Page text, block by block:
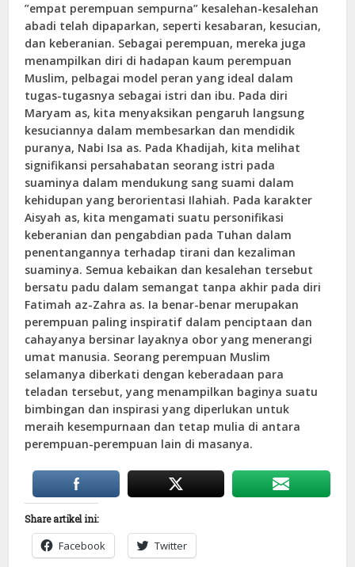
”empat perempuan sempurna” kesalehan-kesalehan
abadi telah dipaparkan, seperti kesabaran, kesucian,
dan keberanian. Sebagai perempuan, mereka juga
menampilkan diri di hadapan kaum perempuan
Muslim, pelbagai model peran yang ideal dalam
tugas-tugasnya sebagai istri dan ibu. Pada diri
Maryam as, kita menyaksikan pengaruh langsung
kesuciannya dalam membesarkan dan mendidik
puranya, Nabi Isa as. Pada Khadijah, kita melihat
signifikansi persahabatan seorang istri pada
suaminya dalam mendukung sang suami dalam
kehidupan yang berorientasi Ilahiah. Pada karakter
Aisyah as, kita mengamati suatu personifikasi
keberanian dan pengabdian pada Tuhan dalam
penentangannya terhadap tirani dan kezaliman
suaminya. Semua kebaikan dan kesalehan tersebut
bersatu padu dalam semangat tanpa akhir pada diri
Fatimah az-Zahra as. Ia benar-benar merupakan
perempuan paling inspiratif dalam penciptaan dan
cahayanya bersinar layaknya obor yang menerangi
umat manusia. Seorang perempuan Muslim
selamanya diberkati dengan keberadaan para
teladan tersebut, yang menampilkan baginya suatu
bimbingan dan inspirasi yang diperlukan untuk
meraih kesempurnaan dan tetap mulia di antara
perempuan-perempuan lain di masanya.
Share artikel ini:
Facebook Twitter